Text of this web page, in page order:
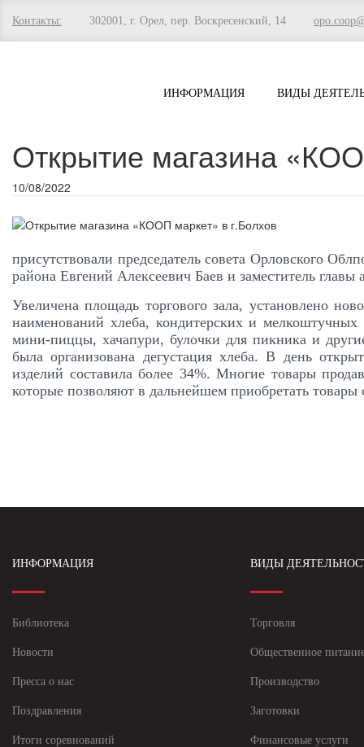
Контакты: 302001, г. Орел, пер. Воскресенский, 14
ИНФОРМАЦИЯ ВИДЫ
Открытие магазина
10/08/2022
присутствовали председатель совета Орловского
района Евгений Алексеевич Баев и заместитель
Увеличена площадь торгового зала, установлено
наименований хлеба, кондитерских и
мини-пиццы, хачапури, булочки для пикника и
была организована дегустация хлеба. В день
изделий составила более 34%. Многие товары
которые позволяют в дальнейшем приобретать товары
ИНФОРМАЦИЯ
Библиотека
Новости
Пресса о нас
Поздравления
Итоги соревнований
ВИДЫ
Торговля
Общественное
Производство
Заготовки
Финансовые услуги